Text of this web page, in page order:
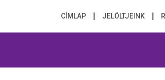
CÍMLAP JELÖLTJEINK